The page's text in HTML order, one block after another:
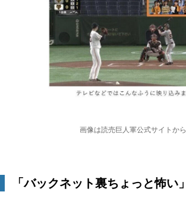
画像は読売巨人軍公式サイトから
「バックネット裏ちょっと怖い」